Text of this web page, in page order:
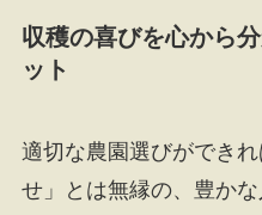
収穫の喜びを心から
ット
適切な農園選びができ
せ」とは無縁の、豊か